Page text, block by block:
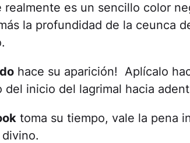
realmente es un sencillo color
la profundidad de la ceunca
hace su aparición! Aplícalo
del inicio del lagrimal hacia
toma su tiempo, vale la pena